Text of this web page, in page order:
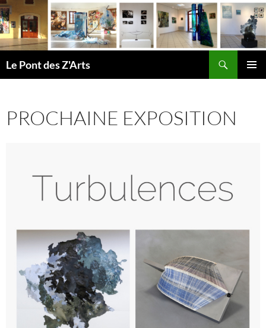
Aller
au
contenu
Le Pont des Z'Arts
PROCHAINE EXPOSITION